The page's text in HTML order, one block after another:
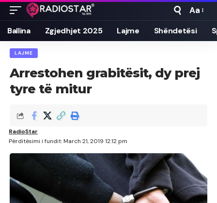
Font
Resizer
Aa
Ballina Zgjedhjet 2025 Lajme Shëndetësi
LAJME
Arrestohen grabitësit, dy prej
tyre të mitur
Përditësimi i fundit: March 21, 2019 12:12 pm
RadioStar